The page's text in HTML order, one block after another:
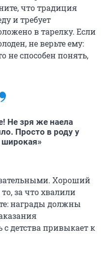
что традиция
и требует
в тарелку. Если
не верьте ему:
не способен понять,
Не зря же наела
Просто в роду у
широкая»
Хороший
за что хвалили
награды должны
детства привыкает к